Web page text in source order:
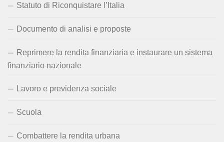
Statuto di Riconquistare l’Italia
Documento di analisi e proposte
Reprimere la rendita finanziaria e instaurare un sistema
finanziario nazionale
Lavoro e previdenza sociale
Scuola
Combattere la rendita urbana